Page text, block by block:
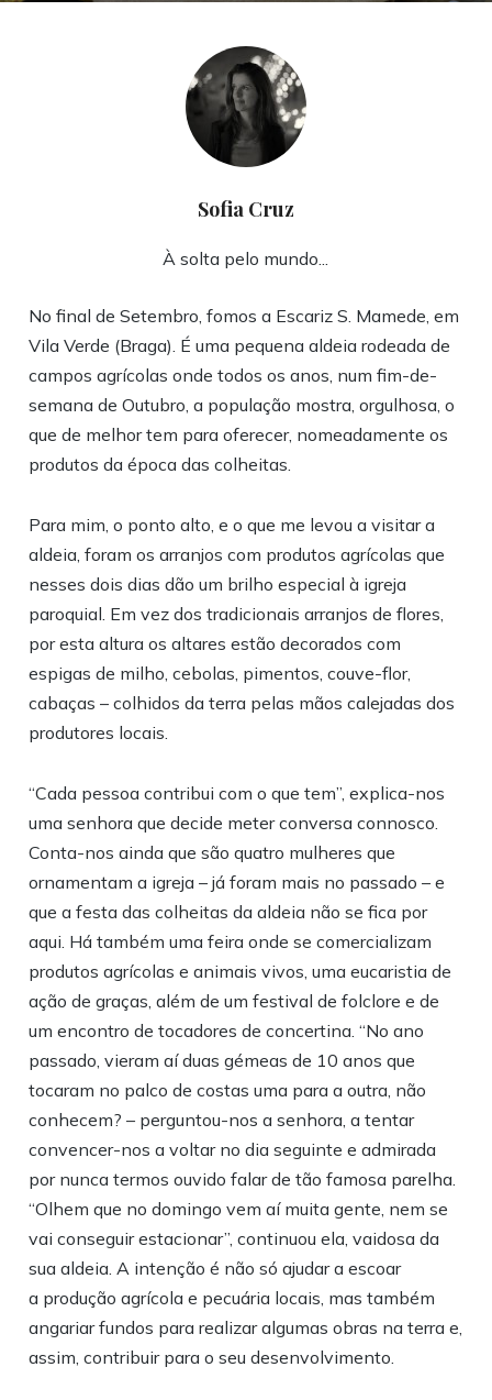
Sofia Cruz
À solta pelo mundo...
No final de Setembro, fomos a Escariz S. Mamede, em
Vila Verde (Braga). É uma pequena aldeia rodeada de
campos agrícolas onde todos os anos, num fim-de-
semana de Outubro, a população mostra, orgulhosa, o
que de melhor tem para oferecer, nomeadamente os
produtos da época das colheitas.
Para mim, o ponto alto, e o que me levou a visitar a
aldeia, foram os arranjos com produtos agrícolas que
nesses dois dias dão um brilho especial à igreja
paroquial. Em vez dos tradicionais arranjos de flores,
por esta altura os altares estão decorados com
espigas de milho, cebolas, pimentos, couve-flor,
cabaças – colhidos da terra pelas mãos calejadas dos
produtores locais.
“Cada pessoa contribui com o que tem”, explica-nos
uma senhora que decide meter conversa connosco.
Conta-nos ainda que são quatro mulheres que
ornamentam a igreja – já foram mais no passado – e
que a festa das colheitas da aldeia não se fica por
aqui. Há também uma feira onde se comercializam
produtos agrícolas e animais vivos, uma eucaristia de
ação de graças, além de um festival de folclore e de
um encontro de tocadores de concertina. “No ano
passado, vieram aí duas gémeas de 10 anos que
tocaram no palco de costas uma para a outra, não
conhecem? – perguntou-nos a senhora, a tentar
convencer-nos a voltar no dia seguinte e admirada
por nunca termos ouvido falar de tão famosa parelha.
“Olhem que no domingo vem aí muita gente, nem se
vai conseguir estacionar”, continuou ela, vaidosa da
sua aldeia. A intenção é não só ajudar a escoar
a produção agrícola e pecuária locais, mas também
angariar fundos para realizar algumas obras na terra e,
assim, contribuir para o seu desenvolvimento.